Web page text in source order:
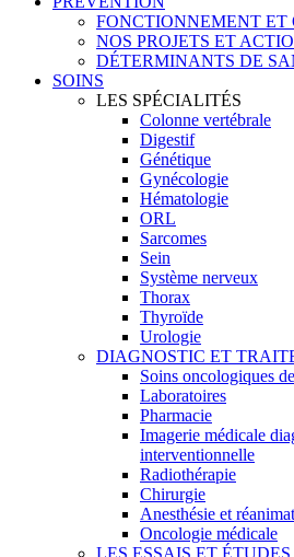
FONCTIONNEMENT ET
NOS PROJETS ET
DÉTERMINANTS DE
SOINS
LES SPÉCIALITÉS
Colonne vertébrale
Digestif
Génétique
Gynécologie
Hématologie
ORL
Sarcomes
Sein
Système nerveux
Thorax
Thyroïde
Urologie
DIAGNOSTIC ET
Soins oncologiques
Laboratoires
Pharmacie
Imagerie médicale
interventionnelle
Radiothérapie
Chirurgie
Anesthésie et
Oncologie médicale
LES ESSAIS ET